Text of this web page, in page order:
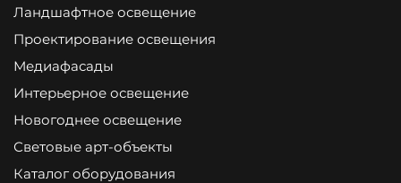
Ландшафтное освещение
Проектирование освещения
Медиафасады
Интерьерное освещение
Новогоднее освещение
Световые арт-объекты
Каталог оборудования